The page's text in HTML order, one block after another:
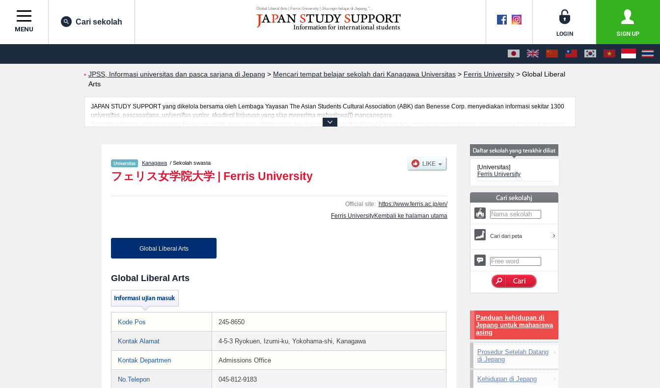
Global Liberal Arts | Ferris University | Jika ingin belajar di Jepang, "...
MENU
Cari sekolah
JPSS, Informasi universitas dan pasca sarjana di Jepang > Mencari tempat belajar sekolah dari Kanagawa Universitas > Ferris University > Global Liberal
Arts
JAPAN STUDY SUPPORT yang dikelola bersama oleh Lembaga Yayasan The Asian Students Cultural Association (ABK) dan Benesse Corp. menyediakan informasi sekitar 1300
universitas, pascasarjana, universitas yunior, akademi kejuruan yang siap menerima mahasiswa(i) mancanegara.
Tersedia informasi rinci mengenai Ferris University, mencakup informasi per fakultas seperti Fakultas Global Liberal Arts, serta berbagai informasi yang berguna bagi mahasiswa(i)
Kanagawa / Sekolah swasta
フェリス女学院大学 | Ferris University
Official site: https://www.ferris.ac.jp/en/
Ferris UniversityKembali ke halaman utama
Global Liberal Arts
Global Liberal Arts
Kode Pos 245-8650
Kontak Alamat 4-5-3 Ryokuen, Izumi-ku, Yokohama-shi, Kanagawa
Kontak Departmen Admissions Office
No.Telepon 045-812-9183
[Universitas]
Ferris University
Cari dari peta
Panduan kehidupan di
Jepang untuk mahasiswa
asing
Prosedur Setelah Datang
di Jepang
Kehidupan di Jepang